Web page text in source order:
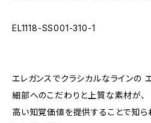
EL1118-SS001-310-1
エレガンスでクラシカルなラインの
細部へのこだわりと上質な素材が、
高い知覚価値を提供することで知ら